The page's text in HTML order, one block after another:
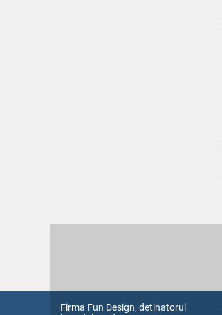
Firma Fun Design, detinatorul